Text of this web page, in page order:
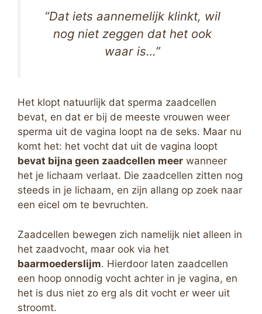
“Dat iets aannemelijk klinkt, wil
nog niet zeggen dat het ook
waar is…”
Het klopt natuurlijk dat sperma zaadcellen
bevat, en dat er bij de meeste vrouwen weer
sperma uit de vagina loopt na de seks. Maar nu
komt het: het vocht dat uit de vagina loopt
bevat bijna geen zaadcellen meer wanneer
het je lichaam verlaat. Die zaadcellen zitten nog
steeds in je lichaam, en zijn allang op zoek naar
een eicel om te bevruchten.
Zaadcellen bewegen zich namelijk niet alleen in
het zaadvocht, maar ook via het
baarmoederslijm. Hierdoor laten zaadcellen
een hoop onnodig vocht achter in je vagina, en
het is dus niet zo erg als dit vocht er weer uit
stroomt.